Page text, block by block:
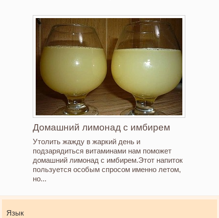
Домашний лимонад с имбирем
Утолить жажду в жаркий день и
подзарядиться витаминами нам поможет
домашний лимонад с имбирем.Этот напиток
пользуется особым спросом именно летом,
но...
Язык